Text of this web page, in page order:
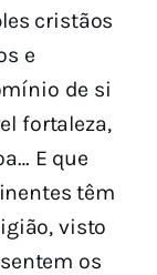
cristãos
e
de si
fortaleza,
E que
têm
visto
os